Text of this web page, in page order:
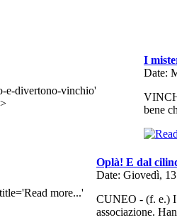
I
Date:
bene
Oplà! E dal
Date: Giovedì,
CUNEO - (f. e.) I
associazione.